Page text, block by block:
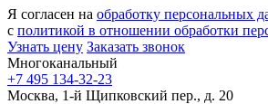
Я согласен на обработку персональных
с политикой в отношении обработки
Узнать цену Заказать звонок
Многоканальный
+7 495 134-32-23
Москва, 1-й Щипковский пер., д. 20